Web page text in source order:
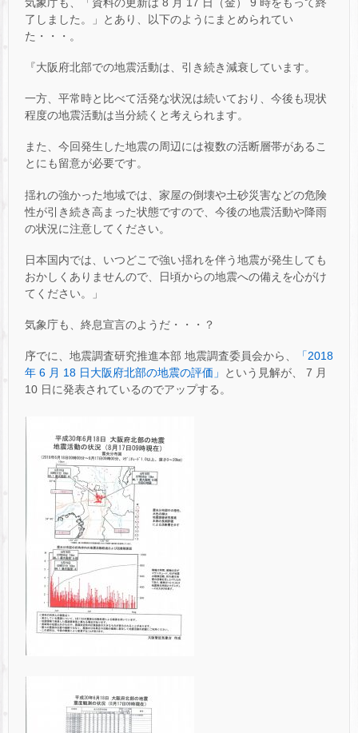
了しました。」とあり、以下のようにまとめられてい
た・・・。
『大阪府北部での地震活動は、引き続き減衰しています。
一方、平常時と比べて活発な状況は続いており、今後も現状
程度の地震活動は当分続くと考えられます。
また、今回発生した地震の周辺には複数の活断層帯があるこ
とにも留意が必要です。
揺れの強かった地域では、家屋の倒壊や土砂災害などの危険
性が引き続き高まった状態ですので、今後の地震活動や降雨
の状況に注意してください。
日本国内では、いつどこで強い揺れを伴う地震が発生しても
おかしくありませんので、日頃からの地震への備えを心がけ
てください。」
気象庁も、終息宣言のようだ・・・？
序でに、地震調査研究推進本部 地震調査委員会から、
「2018
年 6 月 18 日大阪府北部の地震の評価」
という見解が、 7 月
10 日に発表されているのでアップする。